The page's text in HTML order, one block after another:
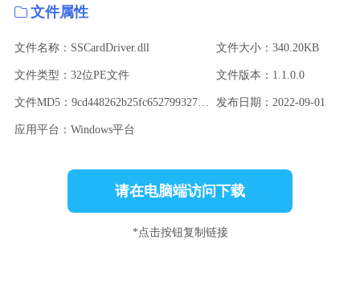
文件属性
文件名称：SSCardDriver.dll 文件大小：340.20KB
文件类型：32位PE文件 文件版本：1.1.0.0
文件MD5：9cd448262b25fc652799327031022f82 发布日期：2022-09-01
应用平台：Windows平台
请在电脑端访问下载
*点击按钮复制链接